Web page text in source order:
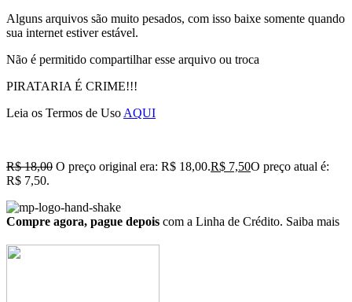
Alguns arquivos são muito pesados, com isso baixe somente quando
sua internet estiver estável.
Não é permitido compartilhar esse arquivo ou troca
PIRATARIA É CRIME!!!
Leia os Termos de Uso AQUI
R$18,00 O preço original era: R$ 18,00.R$ 7,50O preço atual é:
R$ 7,50.
Compre agora, pague depois com a Linha de Crédito. Saiba mais